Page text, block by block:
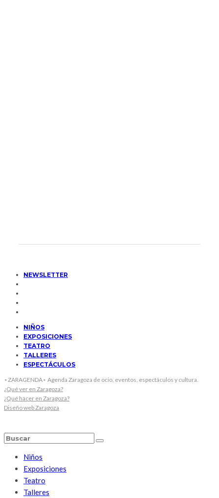
NEWSLETTER
NIÑOS
EXPOSICIONES
TEATRO
TALLERES
ESPECTÁCULOS
⋆ZARAGENDA⋆ Agenda Zaragoza de ocio, eventos, espectáculos y cultura.
¿Qué ver en Zaragoza?
¿Qué hacer en Zaragoza?
Diseño web Zaragoza
Niños
Exposiciones
Teatro
Talleres